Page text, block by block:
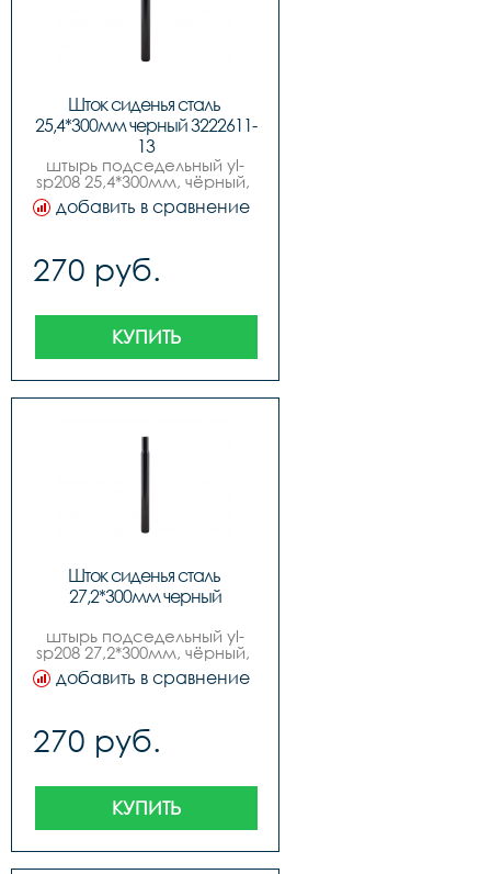
Шток сиденья сталь
25,4*300мм черный 3222611-
13
штырь подседельный yl-
sp208 25,4*300мм, чёрный,
добавить в сравнение
270 руб.
КУПИТЬ
Шток сиденья сталь
27,2*300мм черный
штырь подседельный yl-
sp208 27,2*300мм, чёрный,
добавить в сравнение
270 руб.
КУПИТЬ